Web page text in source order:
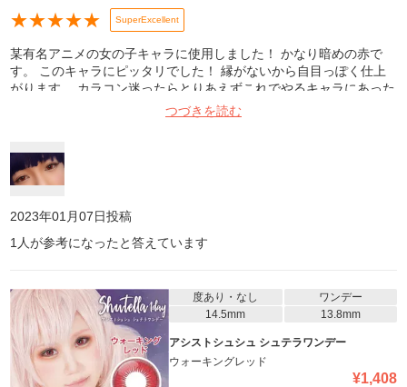
★★★★★ SuperExcellent
某有名アニメの女の子キャラに使用しました！ かなり暗めの赤で
す。 このキャラにピッタリでした！ 縁がないから自目っぽく仕上
がります。 カラコン迷ったらとりあえずこれでやるキャラにあった
色を存分に探して買って欲しい！！
つづきを読む
2023年01月07日投稿
1 人が参考になったと答えています
度あり・なし
ワンデー
14.5mm
13.8mm
アシストシュシュ シュテラワンデー
ウォーキングレッド
¥1,408